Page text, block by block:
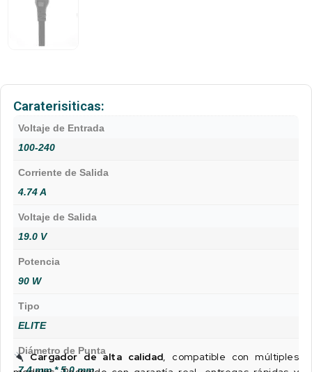
Caraterisiticas:
Voltaje de Entrada
100-240
Corriente de Salida
4.74 A
Voltaje de Salida
19.0 V
Potencia
90 W
Tipo
ELITE
Diámetro de Punta
Cargador de alta calidad, compatible con múltiples